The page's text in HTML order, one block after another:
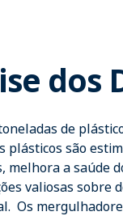
de
são
melhora a saúde
valiosas
Os